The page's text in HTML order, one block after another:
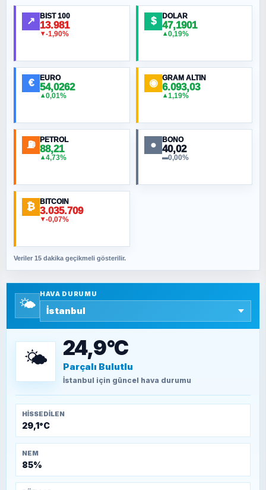
Ortadoğu Haritasının Provası mı?
MURAT ÖZKAN
NURETTIN BÖLÜK
ORHAN KILIÇOĞLU
Fahişeye beyinli bir müstevli alçağına
SAVAŞ ŞAHİN
SEYFULLAH ÇİÇEK
TEOMAN ALPASLAN
Kütahya-Eskişehir Muharebeleri (10-24
↗ BIST 100
13.981
▼-1,90%
$ DOLAR
47,1901
▲0,19%
€ EURO
54,0262
▲0,01%
◉ GRAM ALTIN
6.093,03
▲1,19%
⛽ PETROL
88,21
▲4,73%
● BONO
40,02
▬0,00%
₿ BITCOIN
3.035.709
▼-0,07%
Veriler 15 dakika geçikmeli gösterilir.
🌤️
HAVA DURUMU
🌤️ 24,9°C
Parçalı Bulutlu
İstanbul için güncel hava durumu
HISSEDILEN
29,1°C
NEM
85%